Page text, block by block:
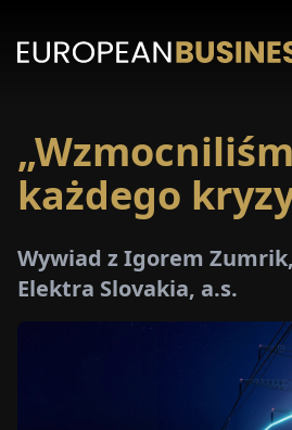
każdego
Wywiad z Igorem
Elektra Slovakia, a.s.